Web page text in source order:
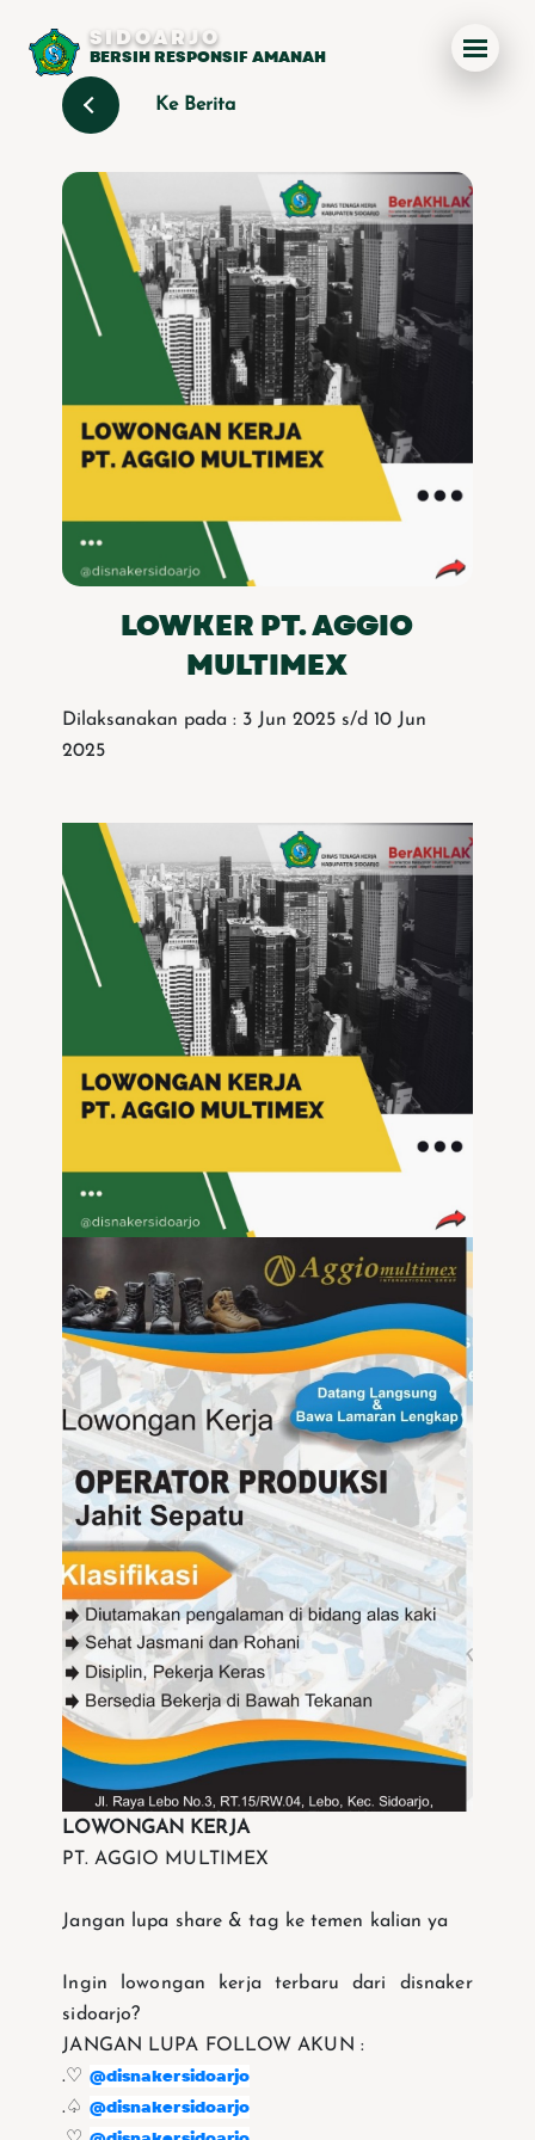
SIDOARJO
BERSIH RESPONSIF AMANAH
Ke Berita
LOWKER PT. AGGIO
MULTIMEX
Dilaksanakan pada : 3 Jun 2025 s/d 10 Jun
2025
LOWONGAN KERJA
PT. AGGIO MULTIMEX
Jangan lupa share & tag ke temen kalian ya
Ingin lowongan kerja terbaru dari disnaker
sidoarjo?
JANGAN LUPA FOLLOW AKUN :
.♡ @disnakersidoarjo
.♤ @disnakersidoarjo